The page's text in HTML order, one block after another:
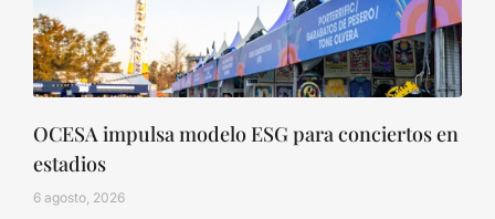
OCESA impulsa modelo ESG para conciertos en
estadios
6 agosto, 2026